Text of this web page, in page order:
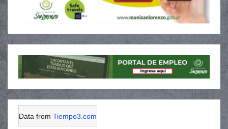
Data from Tiempo3.com